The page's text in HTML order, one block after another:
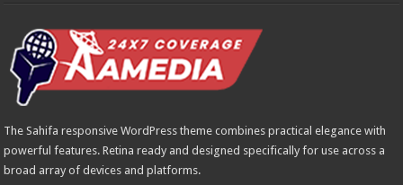
The Sahifa responsive WordPress theme combines practical elegance with
powerful features. Retina ready and designed specifically for use across a
broad array of devices and platforms.